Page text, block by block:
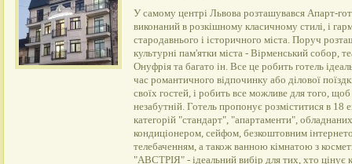
У самому центрі Львова розташувався Апарт-
виконаний в розкішному класичному стилі, і
стародавнього і історичного міста. Поруч
культурні пам'ятки міста - Вірменський собор,
Онуфрія та багато ін. Все це робить готель
час романтичного відпочинку або ділової
своїх гостей, і робить все можливе для того,
незабутній. Готель пропонує розміститися в 18
категорій "стандарт", "апартаменти",
кондиціонером, сейфом, безкоштовним
телебаченням, а також ванною кімнатою з
"АВСТРІЯ" - ідеальний вибір для тих, хто цінує